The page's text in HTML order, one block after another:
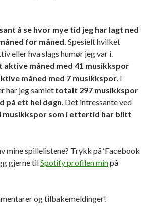
å se hvor mye tid jeg har lagt ned
for måned. Spesielt hvilket
eller hva slags humør jeg var i.
aktive måned med 41 musikkspor
måned med 7 musikkspor. I
har jeg samlet totalt 297 musikkspor
på ett hel døgn. Det intressante ved
musikkspor som i ettertid har blitt
mine spillelistene? Trykk på ‘Facebook
gjerne tilSpotify profilen minpå
og tilbakemeldinger!